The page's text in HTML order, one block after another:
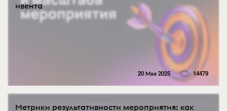
ивента
20 Мая 2025 14479
Метрики результативности мероприятия: как